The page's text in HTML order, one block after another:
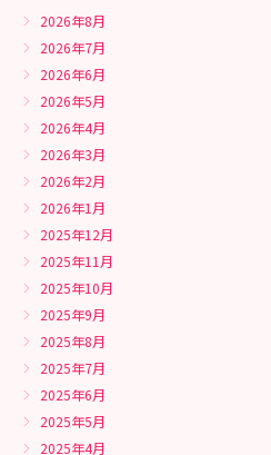
2026年8月
2026年7月
2026年6月
2026年5月
2026年4月
2026年3月
2026年2月
2026年1月
2025年12月
2025年11月
2025年10月
2025年9月
2025年8月
2025年7月
2025年6月
2025年5月
2025年4月